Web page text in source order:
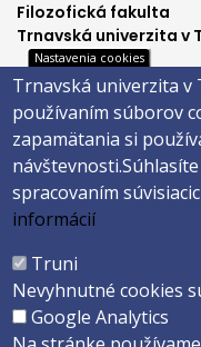
Filozofická fakulta
Trnavská univerzita v
Hornopotočná 23
918 43 TRNAVA
tel.: 033/5939 213
IČO: 318 25 249
IČ DPH: SK2021177202
Footer
menu
4
Youtube
Nastavenia cookies
Trnavská univerzita v
používaním súborov
zapamätania si
návštevnosti.
spracovaním
informácií
Truni
Nevyhnutné cookies
Google Analytics